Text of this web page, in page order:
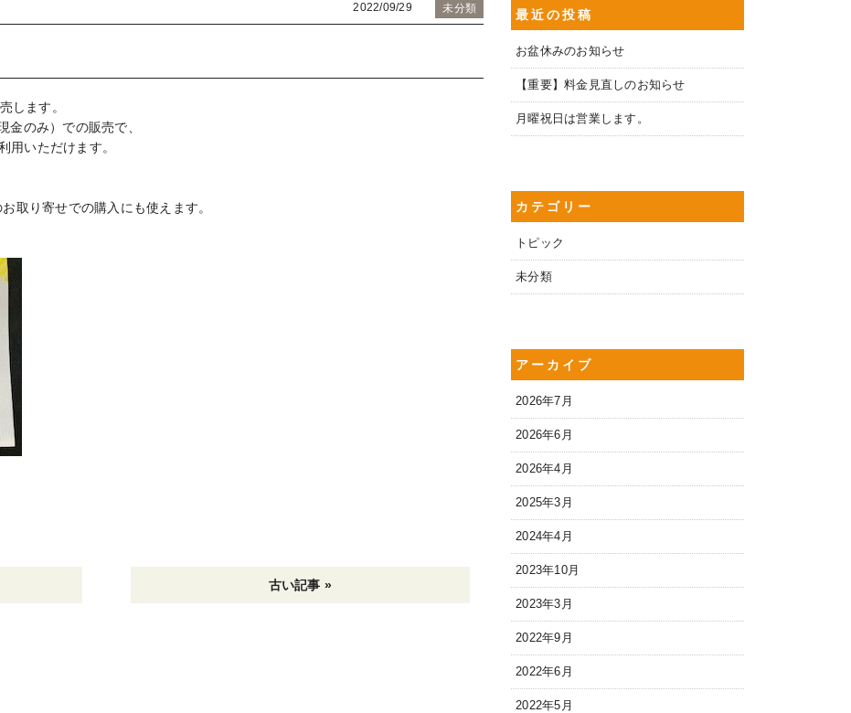
2022/09/29 未分類
します。
のみ）での販売で、
用いただけます。
取り寄せでの購入にも使えます。
古い記事 »
最近の投稿
お盆休みのお知らせ
【重要】料金見直しのお知らせ
月曜祝日は営業します。
カテゴリー
トピック
未分類
アーカイブ
2026年7月
2026年6月
2026年4月
2025年3月
2024年4月
2023年10月
2023年3月
2022年9月
2022年6月
2022年5月